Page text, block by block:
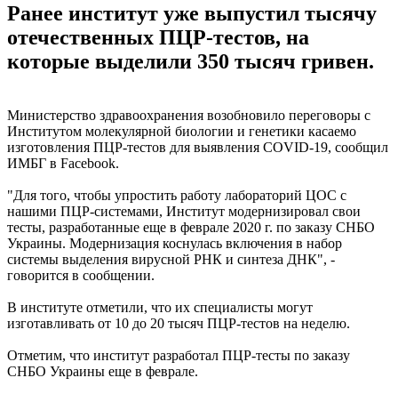
Ранее институт уже выпустил тысячу
отечественных ПЦР-тестов, на
которые выделили 350 тысяч гривен.
Министерство здравоохранения возобновило переговоры с
Институтом молекулярной биологии и генетики касаемо
изготовления ПЦР-тестов для выявления COVID-19, сообщил
ИМБГ в Facebook.
"Для того, чтобы упростить работу лабораторий ЦОС с
нашими ПЦР-системами, Институт модернизировал свои
тесты, разработанные еще в феврале 2020 г. по заказу СНБО
Украины. Модернизация коснулась включения в набор
системы выделения вирусной РНК и синтеза ДНК", -
говорится в сообщении.
В институте отметили, что их специалисты могут
изготавливать от 10 до 20 тысяч ПЦР-тестов на неделю.
Отметим, что институт разработал ПЦР-тесты по заказу
СНБО Украины еще в феврале.